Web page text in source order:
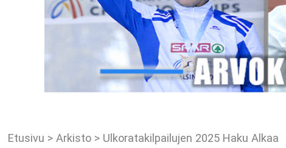
EPU:N
Etusivu > Arkisto > Ulkoratakilpailujen 2025 Haku Alkaa